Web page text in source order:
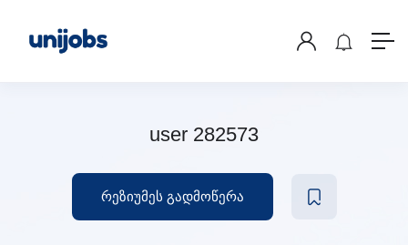
user 282573
რეზიუმეს გადმოწერა